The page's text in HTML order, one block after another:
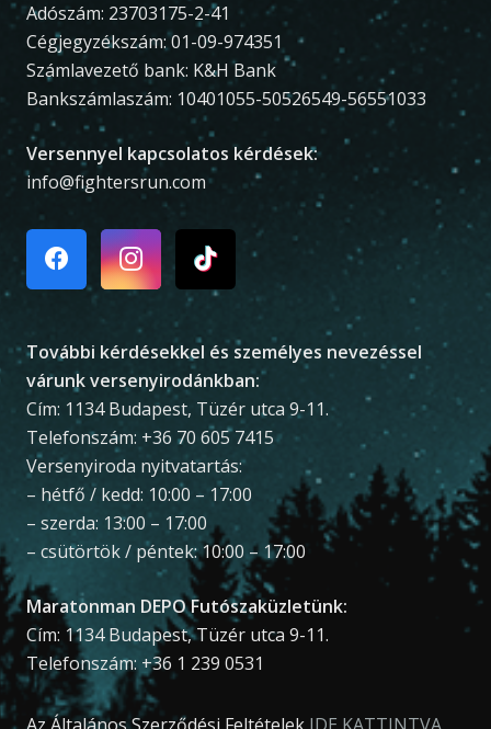
Adószám: 23703175-2-41
Cégjegyzékszám: 01-09-974351
Számlavezető bank: K&H Bank
Bankszámlaszám: 10401055-50526549-56551033
Versennyel kapcsolatos kérdések:
info@fightersrun.com
További kérdésekkel és személyes nevezéssel
várunk versenyirodánkban:
Cím: 1134 Budapest, Tüzér utca 9-11.
Telefonszám: +36 70 605 7415
Versenyiroda nyitvatartás:
– hétfő / kedd: 10:00 – 17:00
– szerda: 13:00 – 17:00
– csütörtök / péntek: 10:00 – 17:00
Maratonman DEPO Futószaküzletünk:
Cím: 1134 Budapest, Tüzér utca 9-11.
Telefonszám: +36 1 239 0531